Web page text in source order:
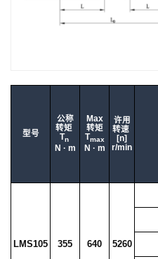
型号
公称
转矩
Tn
N · m
Max
转矩
Tmax
N · m
许用
转速
[n]
r/min
LMS105 355 640 5260